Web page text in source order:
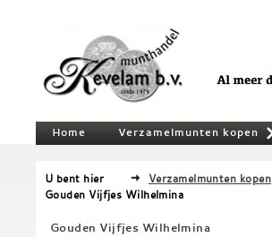
Home Verzamelmunten kopen
U bent hier Verzamelmunten kopen
Gouden Vijfjes Wilhelmina
Gouden Vijfjes Wilhelmina